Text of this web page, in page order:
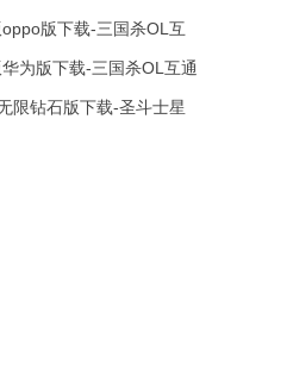
版下载-三国杀OL互
v3.9.0安卓版下载
为版下载-三国杀OL互通
安卓版下载
限钻石版下载-圣斗士星